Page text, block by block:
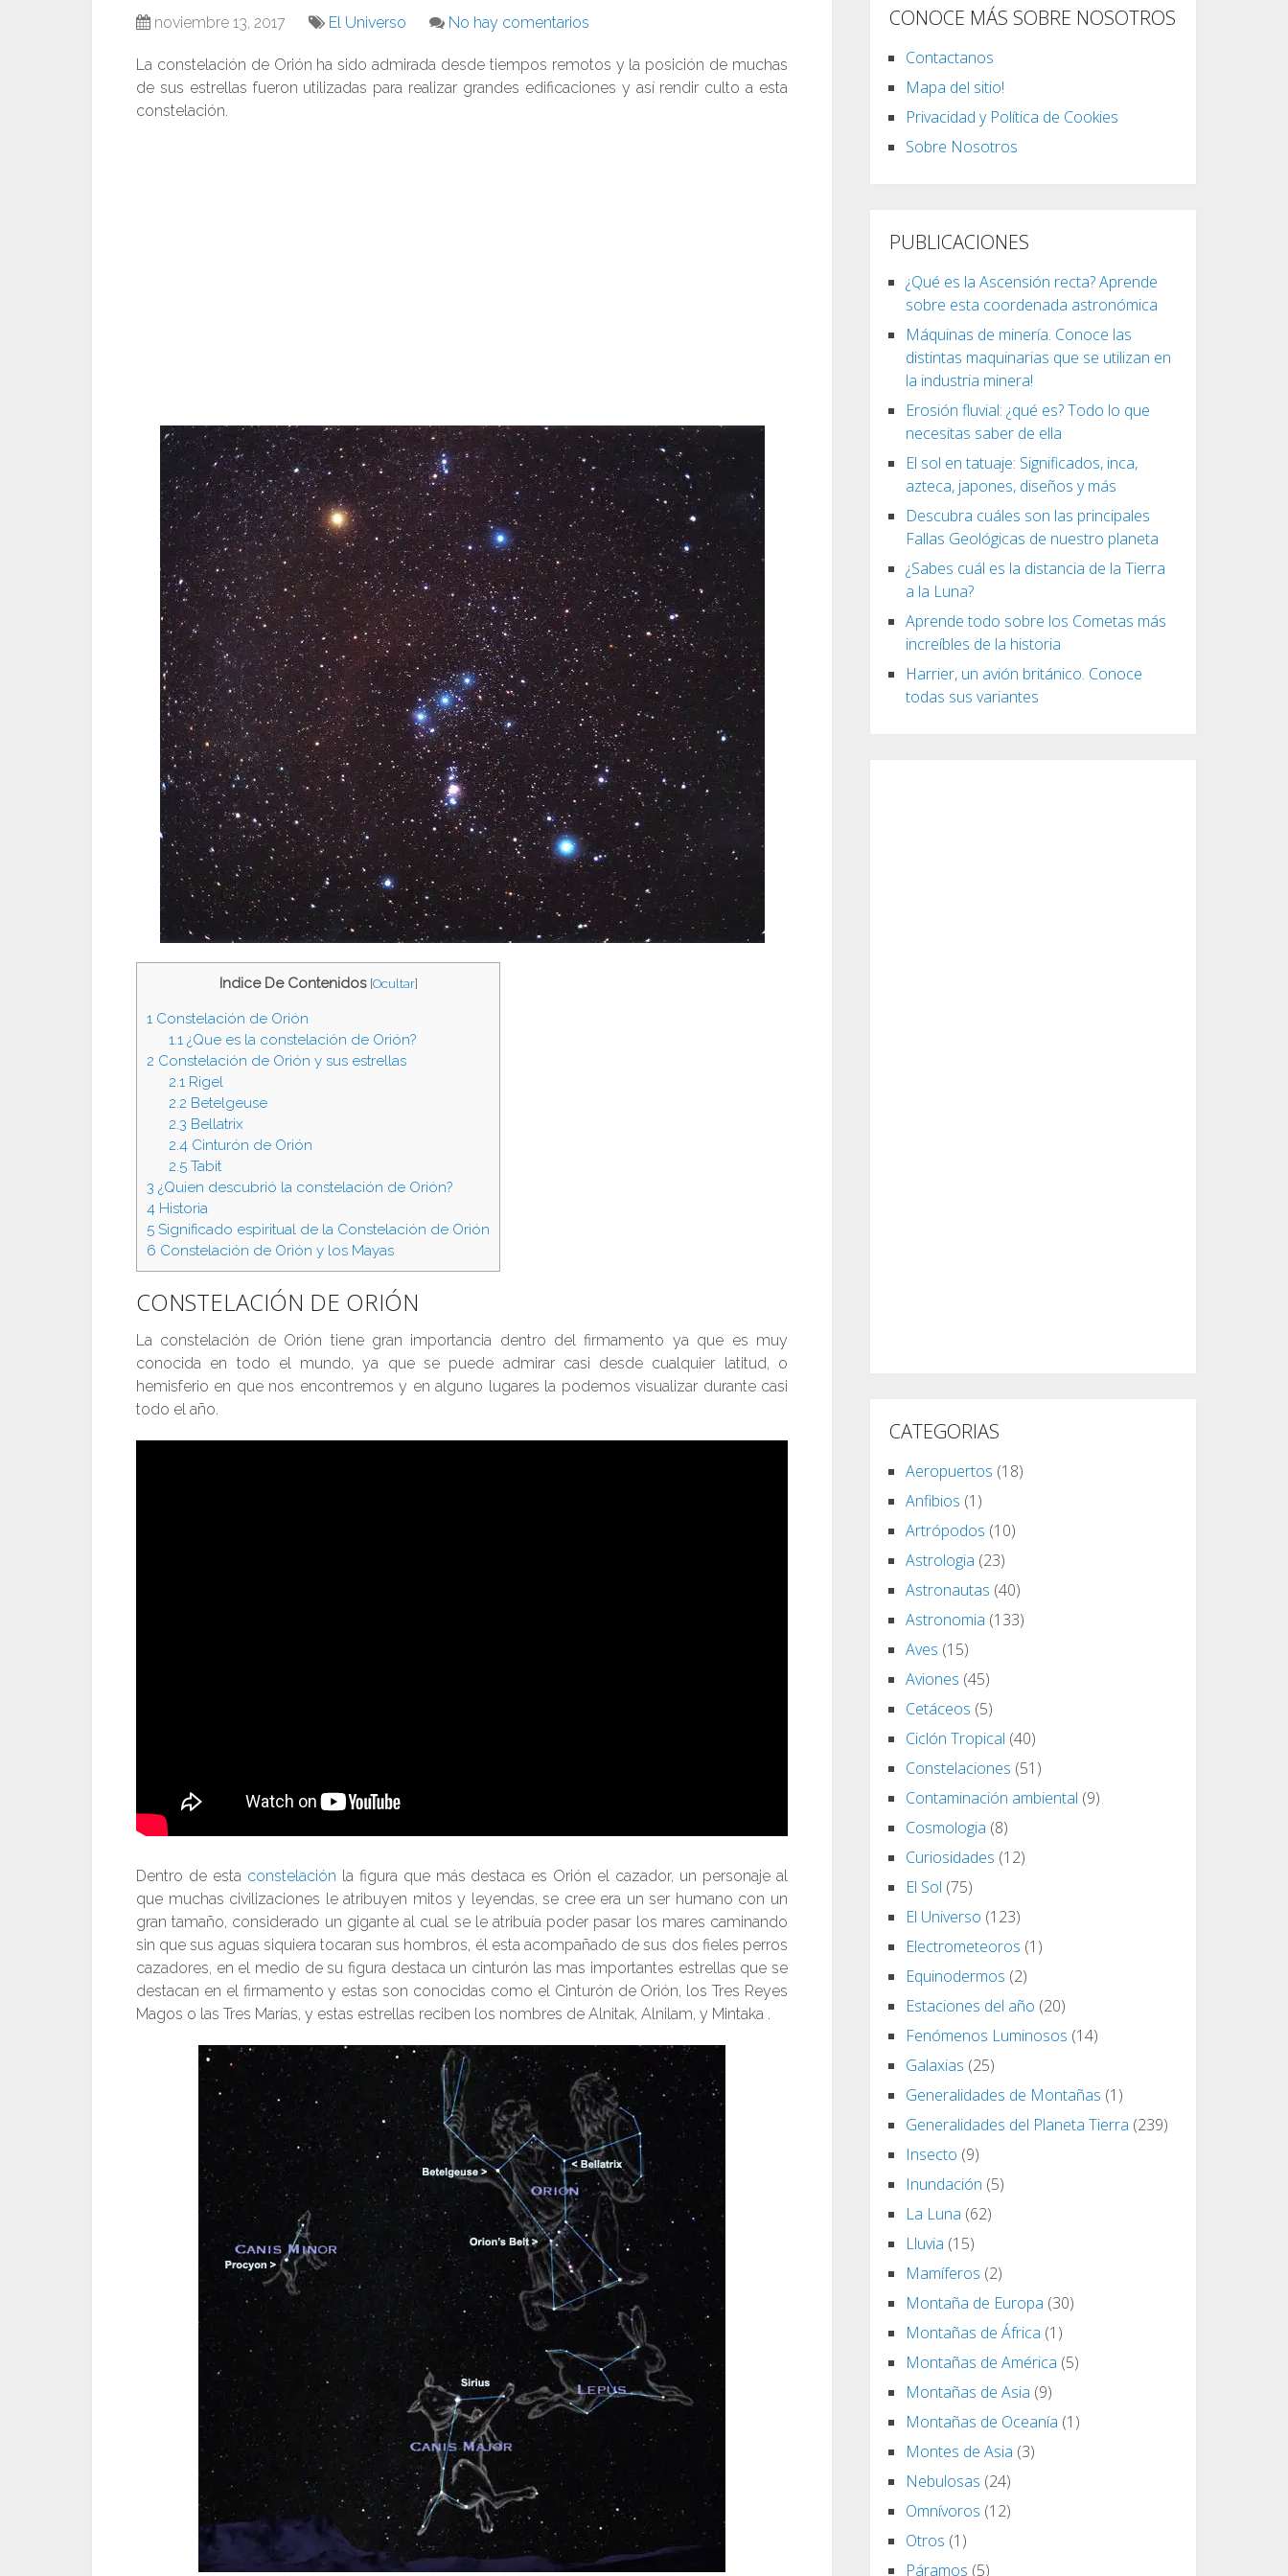
noviembre 13, 2017 El Universo No hay comentarios
La constelación de Orión ha sido admirada desde tiempos remotos y la posición de muchas
de sus estrellas fueron utilizadas para realizar grandes edificaciones y así rendir culto a esta
constelación.
Indice De Contenidos [Ocultar]
1 Constelación de Orión
1.1¿Que es la constelación de Orión?
2 Constelación de Orión y sus estrellas
2.1Rigel
2.2 Betelgeuse
2.3 Bellatrix
2.4Cinturón de Orión
2.5Tabit
3 ¿Quien descubrió la constelación de Orión?
4 Historia
5 Significado espiritual de la Constelación de Orión
6 Constelación de Orión y los Mayas
CONSTELACIÓN DE ORIÓN
La constelación de Orión tiene gran importancia dentro del firmamento ya que es muy
conocida en todo el mundo, ya que se puede admirar casi desde cualquier latitud, o
hemisferio en que nos encontremos y en alguno lugares la podemos visualizar durante casi
todo el año.
Dentro de esta constelación la figura que más destaca es Orión el cazador, un personaje al
que muchas civilizaciones le atribuyen mitos y leyendas, se cree era un ser humano con un
gran tamaño, considerado un gigante al cual se le atribuía poder pasar los mares caminando
sin que sus aguas siquiera tocaran sus hombros, él esta acompañado de sus dos fieles perros
cazadores, en el medio de su figura destaca un cinturón las mas importantes estrellas que se
destacan en el firmamento y estas son conocidas como el Cinturón de Orión, los Tres Reyes
Magos o las Tres Marías, y estas estrellas reciben los nombres de Alnitak, Alnilam, y Mintaka .
CONOCE MÁS SOBRE NOSOTROS
Contactanos
Mapa del sitio!
Privacidad y Política de Cookies
Sobre Nosotros
PUBLICACIONES
¿Qué es la Ascensión recta? Aprende
sobre esta coordenada astronómica
Máquinas de minería. Conoce las
distintas maquinarias que se utilizan en
la industria minera!
Erosión fluvial: ¿qué es? Todo lo que
necesitas saber de ella
El sol en tatuaje: Significados, inca,
azteca, japones, diseños y más
Descubra cuáles son las principales
Fallas Geológicas de nuestro planeta
¿Sabes cuál es la distancia de la Tierra
a la Luna?
Aprende todo sobre los Cometas más
increíbles de la historia
Harrier, un avión británico. Conoce
todas sus variantes
CATEGORIAS
Aeropuertos (18)
Anfibios (1)
Artrópodos (10)
Astrologia (23)
Astronautas (40)
Astronomia (133)
Aves (15)
Aviones (45)
Cetáceos (5)
Ciclón Tropical (40)
Constelaciones (51)
Contaminación ambiental (9)
Cosmologia (8)
Curiosidades (12)
El Sol (75)
El Universo (123)
Electrometeoros (1)
Equinodermos (2)
Estaciones del año (20)
Fenómenos Luminosos (14)
Galaxias (25)
Generalidades de Montañas (1)
Generalidades del Planeta Tierra (239)
Insecto (9)
Inundación (5)
La Luna (62)
Lluvia (15)
Mamíferos (2)
Montaña de Europa (30)
Montañas de África (1)
Montañas de América (5)
Montañas de Asia (9)
Montañas de Oceanía (1)
Montes de Asia (3)
Nebulosas (24)
Omnívoros (12)
Otros (1)
Páramos (5)